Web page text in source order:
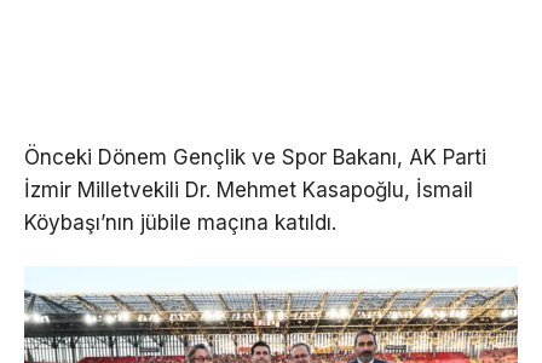
Önceki Dönem Gençlik ve Spor Bakanı, AK Parti
İzmir Milletvekili Dr. Mehmet Kasapoğlu, İsmail
Köybaşı’nın jübile maçına katıldı.